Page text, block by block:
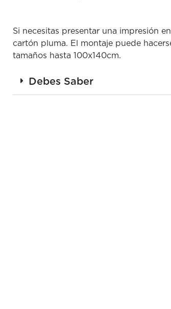
Si necesitas presentar una impresión
cartón pluma. El montaje puede
tamaños hasta 100x140cm.
Debes Saber